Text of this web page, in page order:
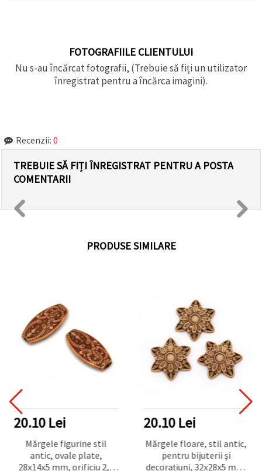
FOTOGRAFIILE CLIENTULUI
Nu s-au încărcat fotografii, (Trebuie să fiți un utilizator
înregistrat pentru a încărca imagini).
Recenzii: 0
TREBUIE SĂ FIȚI ÎNREGISTRAT PENTRU A POSTA
COMENTARII
PRODUSE SIMILARE
20.10 Lei
Mărgele figurine stil
antic, ovale plate,
28x14x5 mm, orificiu 2,5
20.10 Lei
Mărgele floare, stil antic,
pentru bijuterii și
decorațiuni, 32x28x5 mm,